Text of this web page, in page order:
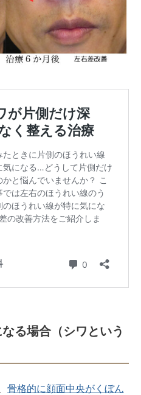
る場合（シワという
骨格的に顔面中央がくぼん